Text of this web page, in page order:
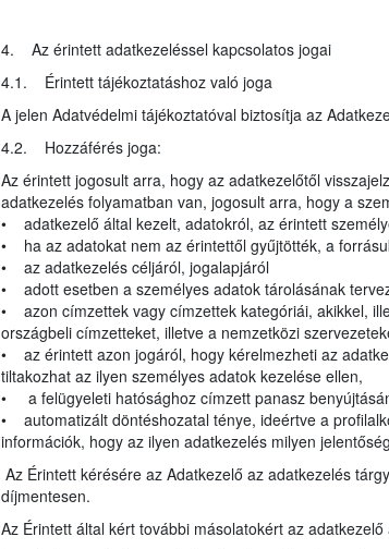
4. Az érintett adatkezeléssel kapcsolatos jogai
4.1. Érintett tájékoztatáshoz való joga
A jelen Adatvédelmi tájékoztatóval biztosítja az
4.2. Hozzáférés joga:
Az érintett jogosult arra, hogy az adatkezelőtől
adatkezelés folyamatban van, jogosult arra, hogy a
• adatkezelő által kezelt, adatokról, az érintett
• ha az adatokat nem az érintettől gyűjtötték, a
• az adatkezelés céljáról, jogalapjáról
• adott esetben a személyes adatok tárolásának
• azon címzettek vagy címzettek kategóriái, akikkel,
országbeli címzetteket, illetve a nemzetközi
• az érintett azon jogáról, hogy kérelmezheti az
tiltakozhat az ilyen személyes adatok kezelése ellen,
• a felügyeleti hatósághoz címzett panasz
• automatizált döntéshozatal ténye, ideértve a
információk, hogy az ilyen adatkezelés milyen
Az Érintett kérésére az Adatkezelő az adatkezelés
díjmentesen.
Az Érintett által kért további másolatokért az